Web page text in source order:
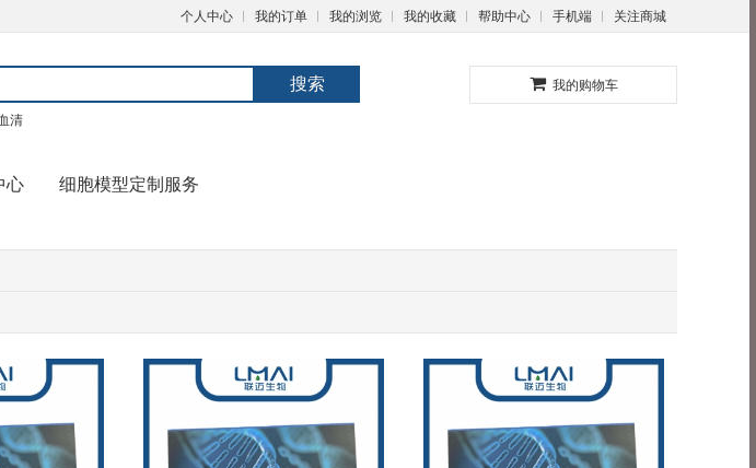
个人中心 我的订单 我的浏览 我的收藏 帮助中心 手机端 关注商城
搜索
清
我的购物车
心 细胞模型定制服务